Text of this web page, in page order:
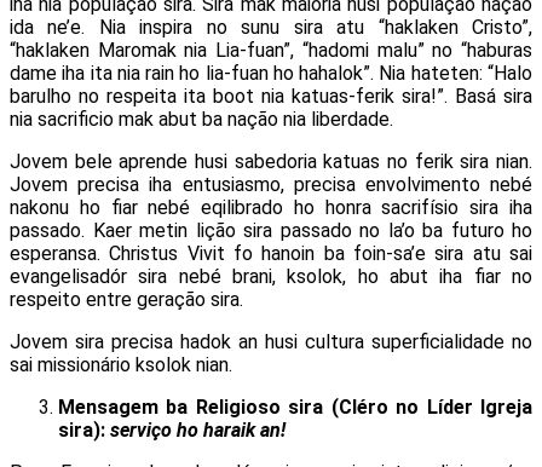
ida ne’e. Nia inspira no sunu sira atu “haklaken Cristo”,
“haklaken Maromak nia Lia-fuan”, “hadomi malu” no “haburas
dame iha ita nia rain ho lia-fuan ho hahalok”. Nia hateten: “Halo
barulho no respeita ita boot nia katuas-ferik sira!”. Basá sira
nia sacrificio mak abut ba nação nia liberdade.
Jovem bele aprende husi sabedoria katuas no ferik sira nian.
Jovem precisa iha entusiasmo, precisa envolvimento nebé
nakonu ho fiar nebé eqilibrado ho honra sacrifísio sira iha
passado. Kaer metin lição sira passado no la’o ba futuro ho
esperansa. Christus Vivit fo hanoin ba foin-sa’e sira atu sai
evangelisadór sira nebé brani, ksolok, ho abut iha fiar no
respeito entre geração sira.
Jovem sira precisa hadok an husi cultura superficialidade no
sai missionário ksolok nian.
Mensagem ba Religioso sira (Cléro no Líder Igreja
sira): serviço ho haraik an!